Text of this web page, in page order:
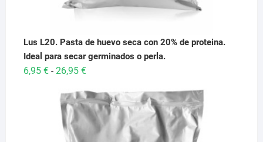
Lus L20. Pasta de huevo seca con 20% de proteina.
Ideal para secar germinados o perla.
6,95 € - 26,95 €Rango
precios:
desde
6,95 €